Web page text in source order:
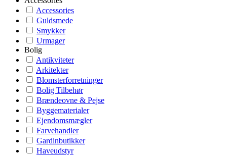
Accessories
Guldsmede
Smykker
Urmager
Bolig
Antikviteter
Arkitekter
Blomsterforretninger
Bolig Tilbehør
Brændeovne & Pejse
Byggematerialer
Ejendomsmægler
Farvehandler
Gardinbutikker
Haveudstyr